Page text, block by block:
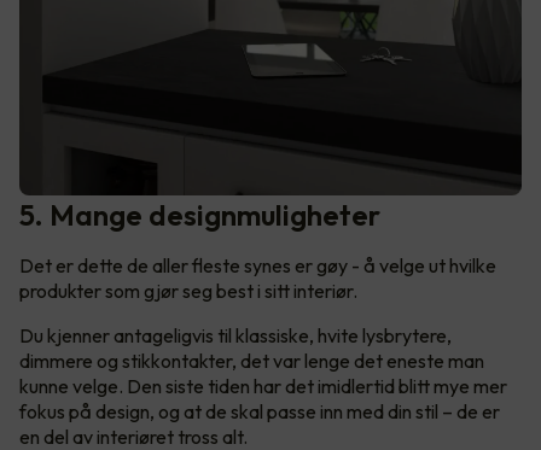
5. Mange designmuligheter
Det er dette de aller fleste synes er gøy - å velge ut hvilke
produkter som gjør seg best i sitt interiør.
Du kjenner antageligvis til klassiske, hvite lysbrytere,
dimmere og stikkontakter, det var lenge det eneste man
kunne velge. Den siste tiden har det imidlertid blitt mye mer
fokus på design, og at de skal passe inn med din stil – de er
en del av interiøret tross alt.